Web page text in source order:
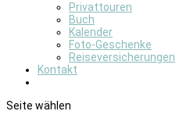
Privattouren
Buch
Kalender
Foto-Geschenke
Reiseversicherungen
Kontakt
Seite wählen